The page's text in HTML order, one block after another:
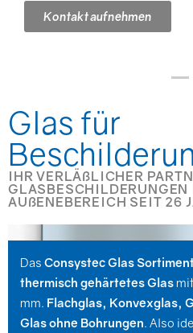
Kontakt aufnehmen
Glas für
IHR VERLÄßLICHER
AUßENEBEREICH SEIT 26
Das Consystec Glas
thermisch gehärtetes Glas
mm. Flachglas, Konvexglas,
Glas ohne Bohrungen. Also